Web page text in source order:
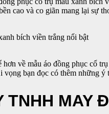
cao và co giãn mang lại sự
bích viền trắng nổi bật
về mẫu áo đồng phục cổ
vọng bạn đọc có thêm những ý
TNHH MAY